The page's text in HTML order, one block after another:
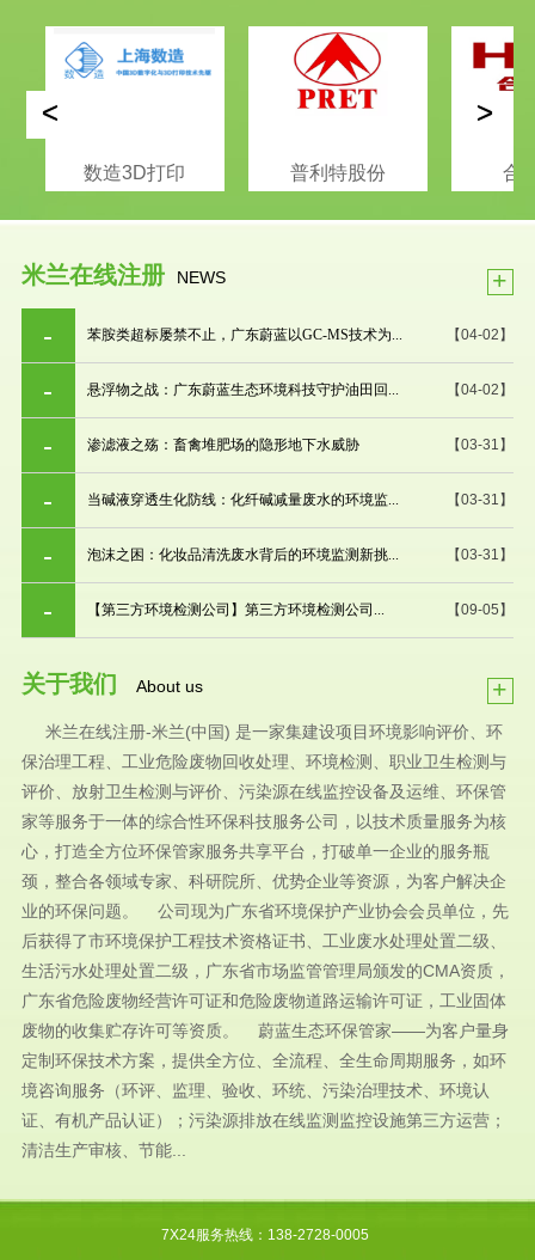
数造3D打印 普利特股份 合
< >
米兰在线注册 NEWS +
【04-02】
苯胺类超标屡禁不止，广东蔚蓝以GC-MS技术为...
【04-02】
悬浮物之战：广东蔚蓝生态环境科技守护油田回...
【03-31】
渗滤液之殇：畜禽堆肥场的隐形地下水威胁
【03-31】
当碱液穿透生化防线：化纤碱减量废水的环境监...
【03-31】
泡沫之困：化妆品清洗废水背后的环境监测新挑...
【09-05】
【第三方环境检测公司】第三方环境检测公司...
关于我们 About us +
米兰在线注册-米兰(中国) 是一家集建设项目环境影响评价、环
保治理工程、工业危险废物回收处理、环境检测、职业卫生检测与
评价、放射卫生检测与评价、污染源在线监控设备及运维、环保管
家等服务于一体的综合性环保科技服务公司，以技术质量服务为核
心，打造全方位环保管家服务共享平台，打破单一企业的服务瓶
颈，整合各领域专家、科研院所、优势企业等资源，为客户解决企
业的环保问题。 公司现为广东省环境保护产业协会会员单位，先
后获得了市环境保护工程技术资格证书、工业废水处理处置二级、
生活污水处理处置二级，广东省市场监管管理局颁发的CMA资质，
广东省危险废物经营许可证和危险废物道路运输许可证，工业固体
废物的收集贮存许可等资质。 蔚蓝生态环保管家——为客户量身
定制环保技术方案，提供全方位、全流程、全生命周期服务，如环
境咨询服务（环评、监理、验收、环统、污染治理技术、环境认
证、有机产品认证）；污染源排放在线监测监控设施第三方运营；
清洁生产审核、节能...
7X24服务热线：138-2728-0005